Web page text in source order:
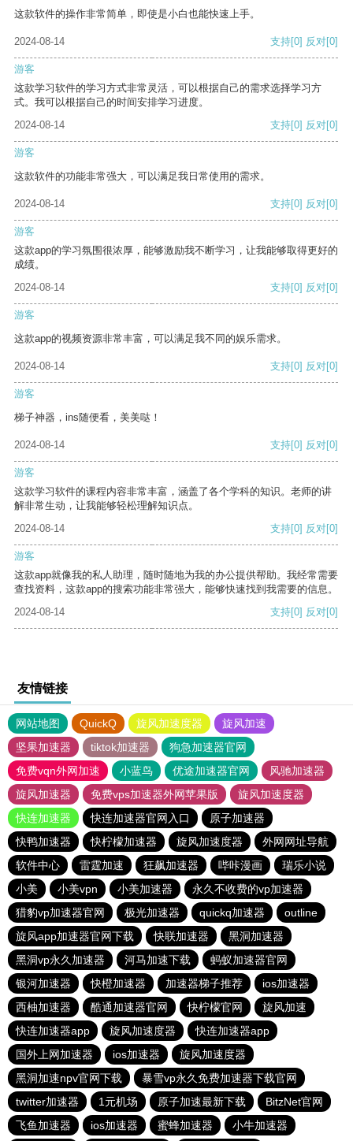
这款软件的操作非常简单，即使是小白也能快速上手。
2024-08-14 支持[0] 反对[0]
游客
这款学习软件的学习方式非常灵活，可以根据自己的需求选择学习方
式。我可以根据自己的时间安排学习进度。
2024-08-14
支持[0] 反对[0]
游客
这款软件的功能非常强大，可以满足我日常使用的需求。
2024-08-14 支持[0] 反对[0]
游客
这款app的学习氛围很浓厚，能够激励我不断学习，让我能够取得更好的
成绩。
2024-08-14
支持[0] 反对[0]
游客
这款app的视频资源非常丰富，可以满足我不同的娱乐需求。
2024-08-14 支持[0] 反对[0]
游客
梯子神器，ins随便看，美美哒！
2024-08-14 支持[0] 反对[0]
游客
这款学习软件的课程内容非常丰富，涵盖了各个学科的知识。老师的讲
解非常生动，让我能够轻松理解知识点。
2024-08-14
支持[0] 反对[0]
游客
这款app就像我的私人助理，随时随地为我的办公提供帮助。我经常需要
查找资料，这款app的搜索功能非常强大，能够快速找到我需要的信息。
2024-08-14
支持[0] 反对[0]
友情链接
网站地图 QuickQ 旋风加速度器
旋风加速
坚果加速器
tiktok加速器
狗急加速器官网
免费vqn外网加速
小蓝鸟 优途加速器官网
风驰加速器
旋风加速器
免费vps加速器外网苹果版
旋风加速度器
快连加速器
快连加速器官网入口
原子加速器
快鸭加速器
快柠檬加速器 旋风加速度器
外网网址导航
软件中心
雷霆加速 狂飙加速器 哔咔漫画
瑞乐小说
小美
小美vpn 小美加速器
永久不收费的vp加速器
猎豹vp加速器官网
极光加速器 quickq加速器
outline
旋风app加速器官网下载
快联加速器
黑洞加速器
黑洞vp永久加速器
河马加速下载
蚂蚁加速器官网
银河加速器
快橙加速器 加速器梯子推荐
ios加速器
西柚加速器
酷通加速器官网 快柠檬官网
旋风加速
快连加速器app
旋风加速度器
快连加速器app
国外上网加速器
ios加速器
旋风加速度器
黑洞加速npv官网下载
暴雪vp永久免费加速器下载官网
twitter加速器
1元机场 原子加速最新下载
BitzNet官网
飞鱼加速器
ios加速器 蜜蜂加速器 小牛加速器